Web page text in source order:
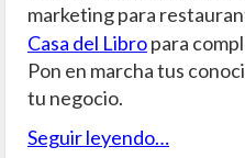
marketing para
Casa del Libropara
Pon en marcha tus
tu negocio.
Seguir leyendo…